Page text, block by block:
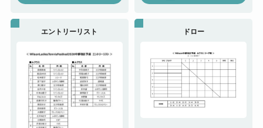
エントリーリスト ドロー